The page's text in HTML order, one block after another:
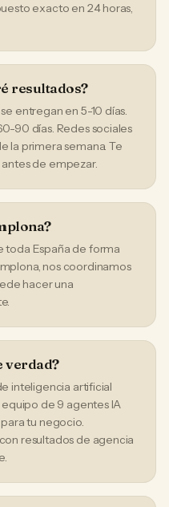
exacto en 24 horas,
resultados?
entregan en 5-10 días.
90 días. Redes sociales
la primera semana. Te
de empezar.
toda España de forma
nos coordinamos
hacer una
verdad?
inteligencia artificial
de 9 agentes IA
tu negocio.
resultados de agencia